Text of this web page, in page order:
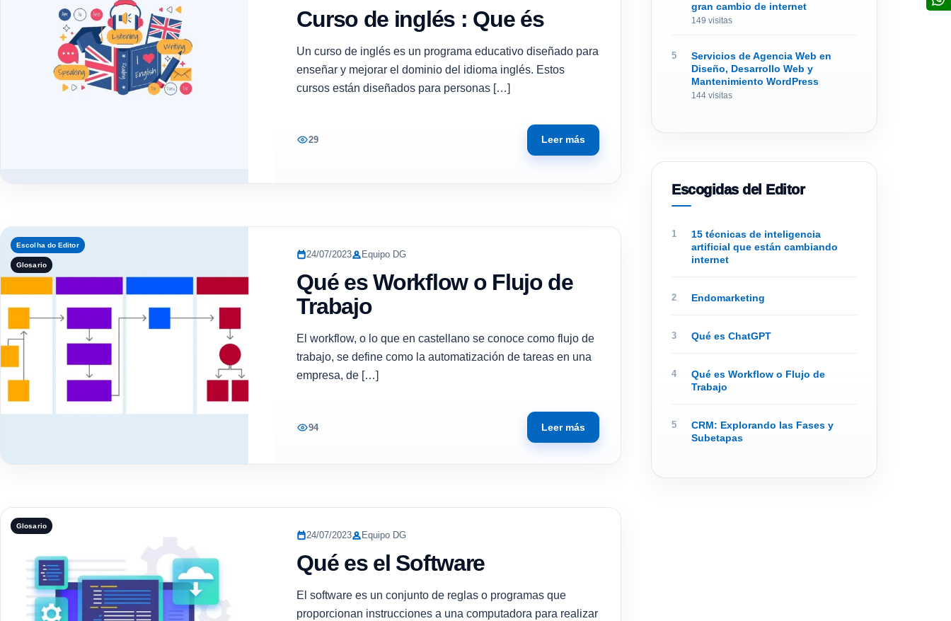
Curso de inglés : Que és
Un curso de inglés es un programa educativo diseñado para
enseñar y mejorar el dominio del idioma inglés. Estos
cursos están diseñados para personas […]
29 Leer más
Escolha do Editor
Glosario
24/07/2023 Equipo DG
Qué es Workflow o Flujo de
Trabajo
El workflow, o lo que en castellano se conoce como flujo de
trabajo, se define como la automatización de tareas en una
empresa, de […]
94 Leer más
Glosario
24/07/2023 Equipo DG
Qué es el Software
El software es un conjunto de reglas o programas que
proporcionan instrucciones a una computadora para realizar
gran cambio de internet
149 visitas
Servicios de Agencia Web en
Diseño, Desarrollo Web y
Mantenimiento WordPress
144 visitas
Escogidas del Editor
15 técnicas de inteligencia
artificial que están cambiando
internet
Endomarketing
Qué es ChatGPT
Qué es Workflow o Flujo de
Trabajo
CRM: Explorando las Fases y
Subetapas